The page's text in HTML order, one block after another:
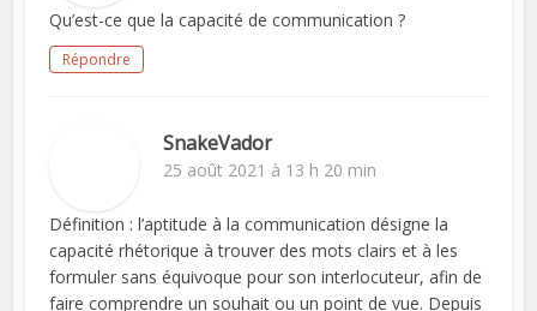
Qu’est-ce que la capacité de communication ?
Répondre
SnakeVador
25 août 2021 à 13 h 20 min
Définition : l’aptitude à la communication désigne la
capacité rhétorique à trouver des mots clairs et à les
formuler sans équivoque pour son interlocuteur, afin de
faire comprendre un souhait ou un point de vue. Depuis